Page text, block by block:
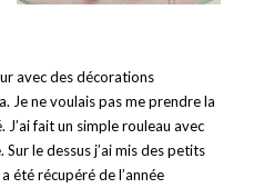
avec des décorations
Je ne voulais pas me prendre la
fait un simple rouleau avec
le dessus j’ai mis des petits
a été récupéré de l’année